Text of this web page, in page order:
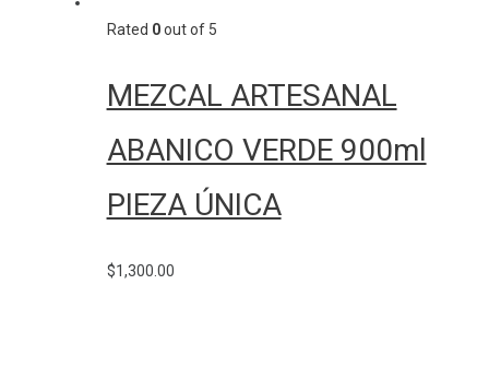
Rated 0out of 5
MEZCAL ARTESANAL
ABANICO VERDE 900ml
PIEZA ÚNICA
$1,300.00